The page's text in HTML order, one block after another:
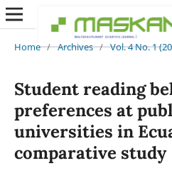
Home / Archives / Vol. 4 No. 1
Student reading
preferences at
universities in
comparative study